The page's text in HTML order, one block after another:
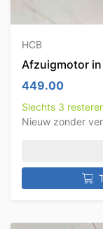
HCB
Afzuigmotor
449.00
Slechts 3
Nieuw zonder